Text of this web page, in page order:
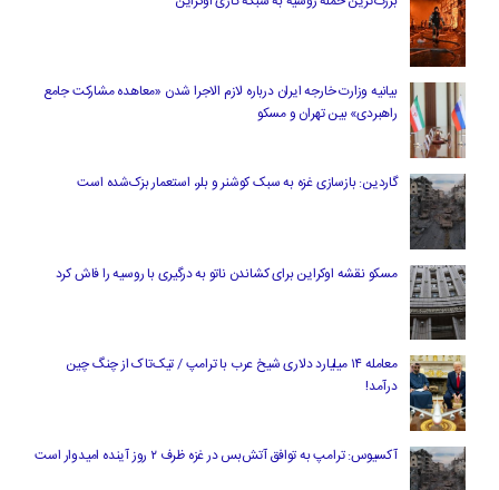
بیانیه وزارت خارجه ایران درباره لازم‌ الاجرا شدن «معاهده مشارکت جامع
راهبردی» بین تهران و مسکو
گاردین: بازسازی غزه به سبک کوشنر و بلر، استعمار بزک‌شده است
مسکو نقشه اوکراین برای کشاندن ناتو به درگیری با روسیه را فاش کرد
معامله ۱۴ میلیارد دلاری شیخ عرب با ترامپ / تیک‌تاک از چنگ چین
درآمد!
آکسیوس: ترامپ به توافق آتش‌بس در غزه ظرف ۲ روز آینده امیدوار است